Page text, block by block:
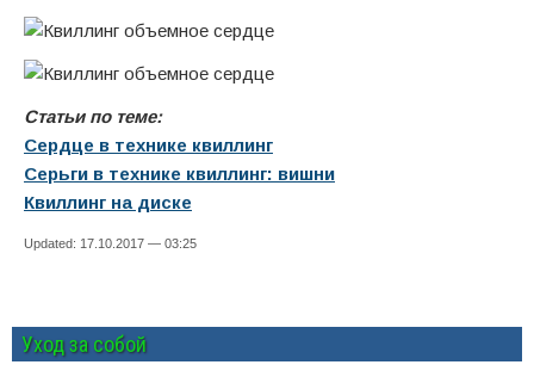
Статьи по теме:
Сердце в технике квиллинг
Серьги в технике квиллинг: вишни
Квиллинг на диске
Updated: 17.10.2017 — 03:25
Уход за собой